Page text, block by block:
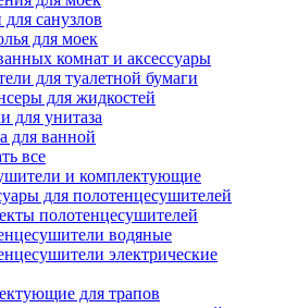
санузлов
для моек
комнат и аксессуары
для туалетной бумаги
для жидкостей
для унитаза
для ванной
все
и комплектующие
для полотенцесушителей
полотенцесушителей
водяные
электрические
для трапов